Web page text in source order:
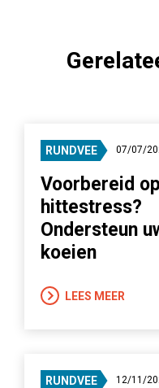
RUNDVEE 07/07/
Voorbereid op
hittestress?
Ondersteun
koeien
LEES MEER
RUNDVEE 12/11/